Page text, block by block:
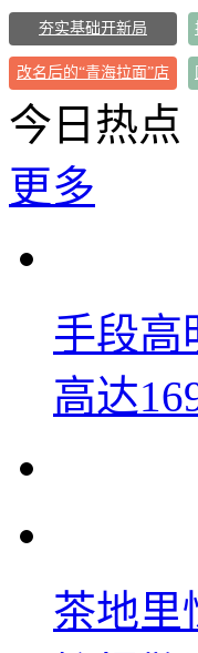
夯实基础开新局
改名后的“青海拉面”店
今日热点
更多
手段高
高达
茶地里